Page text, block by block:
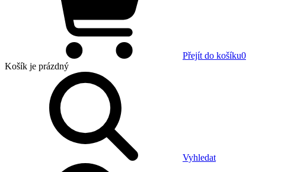
Přejít do košíku0
Košík je prázdný
Vyhledat